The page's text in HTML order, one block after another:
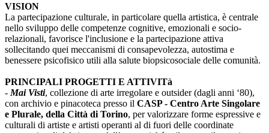
VISION
La partecipazione culturale, in particolare quella artistica, è centrale
nello sviluppo delle competenze cognitive, emozionali e socio-
relazionali, favorisce l'inclusione e la partecipazione attiva
sollecitando quei meccanismi di consapevolezza, autostima e
benessere psicofisico utili alla salute biopsicosociale delle comunità.
PRINCIPALI PROGETTI E ATTIVITà
- Mai Visti, collezione di arte irregolare e outsider (dagli anni ‘80),
con archivio e pinacoteca presso il CASP - Centro Arte Singolare
e Plurale, della Città di Torino, per valorizzare forme espressive e
culturali di artiste e artisti operanti al di fuori delle coordinate